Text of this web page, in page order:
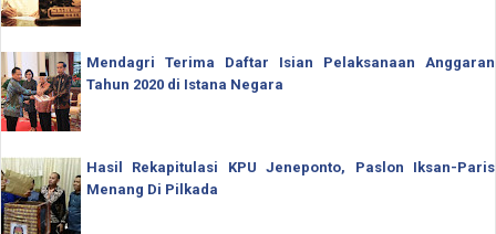
Mendagri Terima Daftar Isian Pelaksanaan Anggaran
Tahun 2020 di Istana Negara
Hasil Rekapitulasi KPU Jeneponto, Paslon Iksan-Paris
Menang Di Pilkada